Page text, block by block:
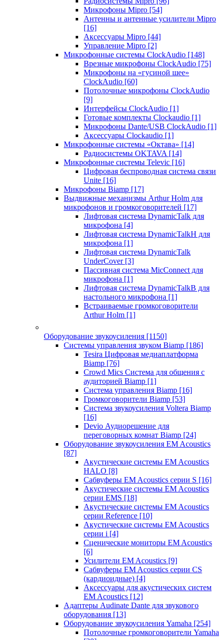
Микрофоны Mipro [54]
Антенны и антенные усилители Mipro
[16]
Аксессуары Mipro [44]
Управление Mipro [2]
Микрофонные системы ClockAudio [148]
Врезные микрофоны ClockAudio [75]
Микрофоны на «гусиной шее»
ClockAudio [60]
Потолочные микрофоны ClockAudio
[9]
Интерфейсы ClockAudio [1]
Готовые комплекты Clockaudio [1]
Микрофоны Dante/USB ClockAudio [1]
Аксессуары Clockaudio [1]
Микрофонные системы «Октава» [14]
Радиосистемы OKTAVA [14]
Микрофонные системы Televic [16]
Цифровая беспроводная система связи
Unite [16]
Микрофоны Biamp [17]
Выдвижные механизмы Arthur Holm для
микрофонов и громкоговорителей [17]
Лифтовая система DynamicTalk для
микрофона [4]
Лифтовая система DynamicTalkH для
микрофона [1]
Лифтовая система DynamicTalk
UnderCover [3]
Пассивная система MicConnect для
микрофона [1]
Лифтовая система DynamicTalkB для
настольного микрофона [1]
Встраиваемые громкоговорители
Arthur Holm [1]
Оборудование звукоусиления [1150]
Системы управления звуком Biamp [186]
Tesira Цифровая медиаплатформа
Biamp [76]
Crowd Mics Система для общения с
аудиторией Biamp [1]
Система управления Biamp [16]
Громкоговорители Biamp [53]
Система звукоусиления Voltera Biamp
[16]
Devio Аудиорешение для
переговорных комнат Biamp [24]
Оборудование звукоусиления EM Acoustics
[87]
Акустические системы EM Acoustics
HALO [8]
Сабвуферы EM Acoustics серии S [16]
Акустические системы EM Acoustics
серии EMS [18]
Акустические системы EM Acoustics
серии Reference [10]
Акустические системы EM Acoustics
серии i [4]
Сценические мониторы EM Acoustics
[6]
Усилители EM Acoustics [9]
Сабвуферы EM Acoustics серии CS
(кардиоидные) [4]
Аксессуары для акустических систем
EM Acoustics [12]
Адаптеры Audinate Dante для звукового
оборудования [13]
Оборудование звукоусиления Yamaha [254]
Потолочные громкоговорители Yamaha